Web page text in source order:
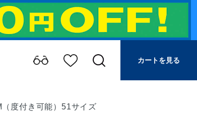
カートを見る
度付き可能）51サイズ